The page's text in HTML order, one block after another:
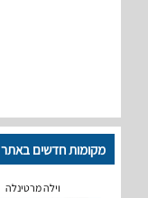
מקומות חדשים באתר
וילה מרטינלה